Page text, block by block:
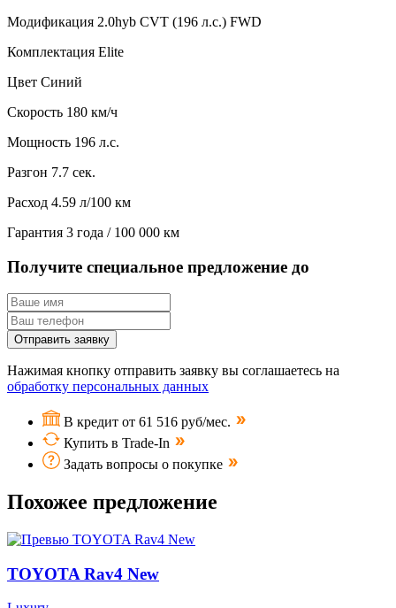
Модификация 2.0hyb CVT (196 л.с.) FWD
Комплектация Elite
Цвет Синий
Скорость 180 км/ч
Мощность 196 л.с.
Разгон 7.7 сек.
Расход 4.59 л/100 км
Гарантия 3 года / 100 000 км
Получите специальное предложение до
Отправить заявку
Нажимая кнопку отправить заявку вы соглашаетесь на
обработку персональных данных
В кредит от 61 516 руб/мес.
Купить в Trade-In
Задать вопросы о покупке
Похожее предложение
TOYOTA Rav4 New